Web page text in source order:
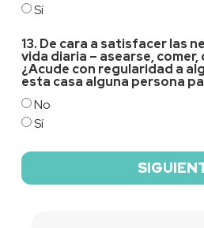
Sí
13. De cara a satisfacer las
vida diaria – asearse,
¿Acude con regularidad a
esta casa alguna persona
No
Sí